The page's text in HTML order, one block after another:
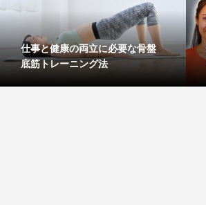
仕事と健康の両立に必要な骨盤
底筋トレーニング法